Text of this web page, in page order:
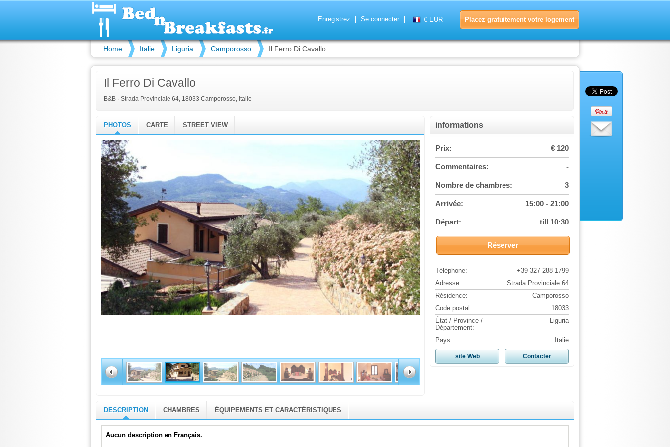
Placez gratuitement votre logement
Enregistrez Se connecter € EUR
Home Italie Liguria Camporosso Il Ferro Di Cavallo
Il Ferro Di Cavallo
B&B · Strada Provinciale 64, 18033 Camporosso, Italie
PHOTOS CARTE STREET VIEW informations
Prix: € 120
Commentaires: -
Nombre de chambres: 3
Arrivée: 15:00 - 21:00
Départ: till 10:30
Réserver
Téléphone:
+39 327 288 1799
Adresse:
Strada Provinciale 64
Résidence:
Camporosso
Code postal:
18033
État / Province /
Département:
Liguria
Pays: Italie
site Web Contacter
DESCRIPTION CHAMBRES ÉQUIPEMENTS ET CARACTÉRISTIQUES
Aucun description en Français.